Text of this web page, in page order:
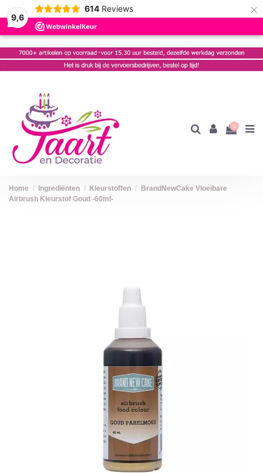
9,6
614 Reviews ×
0
Home Ingrediënten Kleurstoffen
BrandNewCake Vloeibare
Airbrush Kleurstof Goud -60ml-